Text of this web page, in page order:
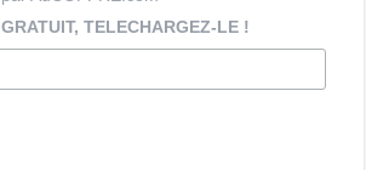
GRATUIT, TELECHARGEZ-LE !